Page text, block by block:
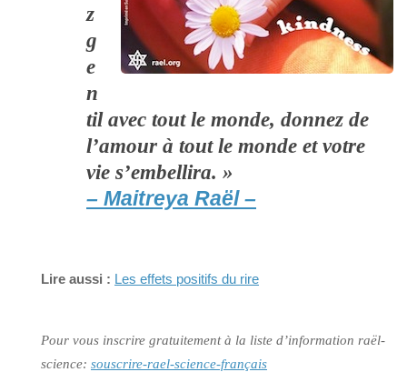
z
g
e
n
til avec tout le monde, donnez de
l’amour à tout le monde et votre
vie s’embellira. »
– Maitreya Raël –
Lire aussi : Les effets positifs du rire
Pour vous inscrire gratuitement à la liste d’information raël-
science: souscrire-rael-science-français